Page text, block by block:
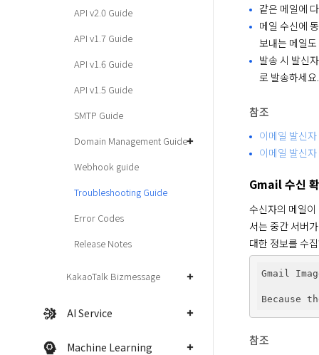
API v2.0 Guide
API v1.7 Guide
API v1.6 Guide
API v1.5 Guide
SMTP Guide
Domain Management Guide
Webhook guide
Troubleshooting Guide
Error Codes
Release Notes
KakaoTalk Bizmessage
AI Service
Machine Learning
같은 메일에
메일 수신에
보내는 메일
발송 시 발신
로 발송하세요.
참조
이메일 발신
이메일 발신
Gmail 수신
수신자의 메일
서는 중간 서버
대한 정보를 수
Gmail
Because
참조